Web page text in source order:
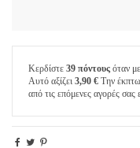
Κερδίστε 39 πόντους όταν
Αυτό αξίζει 3,90 € Την
από τις επόμενες αγορές σας